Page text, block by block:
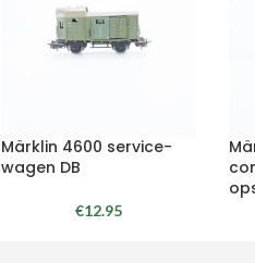
Märklin 4600 service-
wagen DB
€12.95